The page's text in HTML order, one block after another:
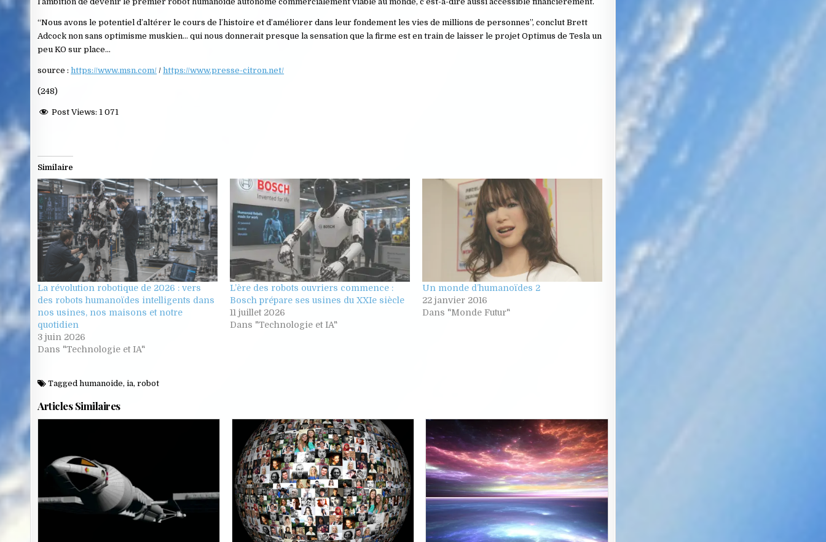
“Nous avons le potentiel d’altérer le cours de l’histoire et d’améliorer dans leur fondement les vies de millions de personnes”, conclut Brett
Adcock non sans optimisme muskien… qui nous donnerait presque la sensation que la firme est en train de laisser le projet Optimus de Tesla un
peu KO sur place…
source :https://www.msn.com/ /https://www.presse-citron.net/
(248)
Post Views: 1 071
Similaire
La révolution robotique de 2026 : vers
des robots humanoïdes intelligents dans
nos usines, nos maisons et notre
quotidien
3 juin 2026
Dans "Technologie et IA"
L’ère des robots ouvriers commence :
Bosch prépare ses usines du XXIe siècle
11 juillet 2026
Dans "Technologie et IA"
Un monde d’humanoïdes 2
22 janvier 2016
Dans "Monde Futur"
Taggedhumanoide,ia,robot
Articles Similaires
in
Posted
in
Posted
in